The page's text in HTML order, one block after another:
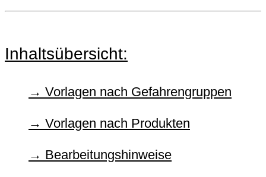
Inhaltsübersicht:
Vorlagen nach Gefahrengruppen
Vorlagen nach Produkten
Bearbeitungshinweise